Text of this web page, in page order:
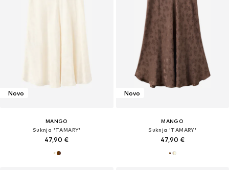
Novo
MANGO
Suknja 'TAMARY'
47,90 €
Novo
MANGO
Suknja 'TAMARY'
47,90 €